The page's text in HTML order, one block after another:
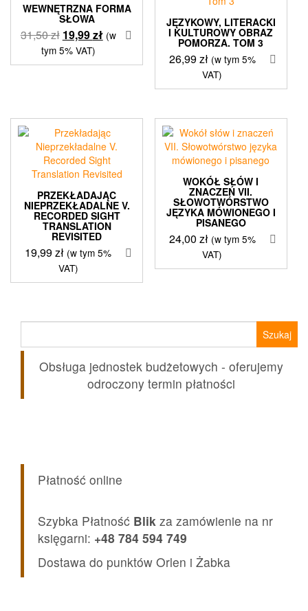
WEWNĘTRZNA FORMA
SŁOWA
31,50zł Pierwotna
cena
wynosiła:
19,99złAktualna
wynosi:
(w
tym 5% VAT)
JĘZYKOWY, LITERACKI
I KULTUROWY OBRAZ
POMORZA. TOM 3
26,99zł (w tym 5%
VAT)
PRZEKŁADAJĄC
NIEPRZEKŁADALNE V.
RECORDED SIGHT
TRANSLATION
REVISITED
19,99zł (w tym 5%
VAT)
WOKÓŁ SŁÓW I
ZNACZEŃ VII.
SŁOWOTWÓRSTWO
JĘZYKA MÓWIONEGO I
PISANEGO
24,00 zł (w tym 5%
VAT)
Obsługa jednostek budżetowych - oferujemy
odroczony termin płatności
Płatność online
Szybka Płatność Blik za zamówienie na nr
księgarni: +48 784 594 749
Dostawa do punktów Orlen i Żabka